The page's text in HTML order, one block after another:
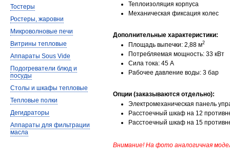
Теплоизоляция корпуса
Механическая фиксация колес
Дополнительные характеристики:
Площадь выпечки: 2,88 м2
Потребляемая мощность: 33 кВт
Сила тока: 45 А
Рабочее давление воды: 3 бар
Опции (заказываются отдельно):
Электромеханическая панель
Расстоечный шкаф на 12
Расстоечный шкаф на 15
Внимание! На фото аналогичная
Тостеры
Ростеры, жаровни
Микроволновые печи
Витрины тепловые
Аппараты Sous Vide
Подогреватели блюд и
посуды
Столы и шкафы тепловые
Тепловые полки
Дегидраторы
Аппараты для фильтрации
масла